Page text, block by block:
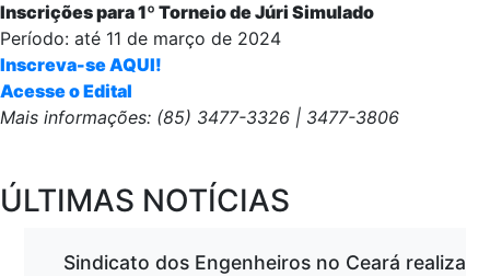
Inscrições para 1º Torneio de Júri Simulado
Período: até 11 de março de 2024
Inscreva-se AQUI!
Acesse o Edital
Mais informações: (85) 3477-3326 | 3477-3806
ÚLTIMAS NOTÍCIAS
Sindicato dos Engenheiros no Ceará realiza